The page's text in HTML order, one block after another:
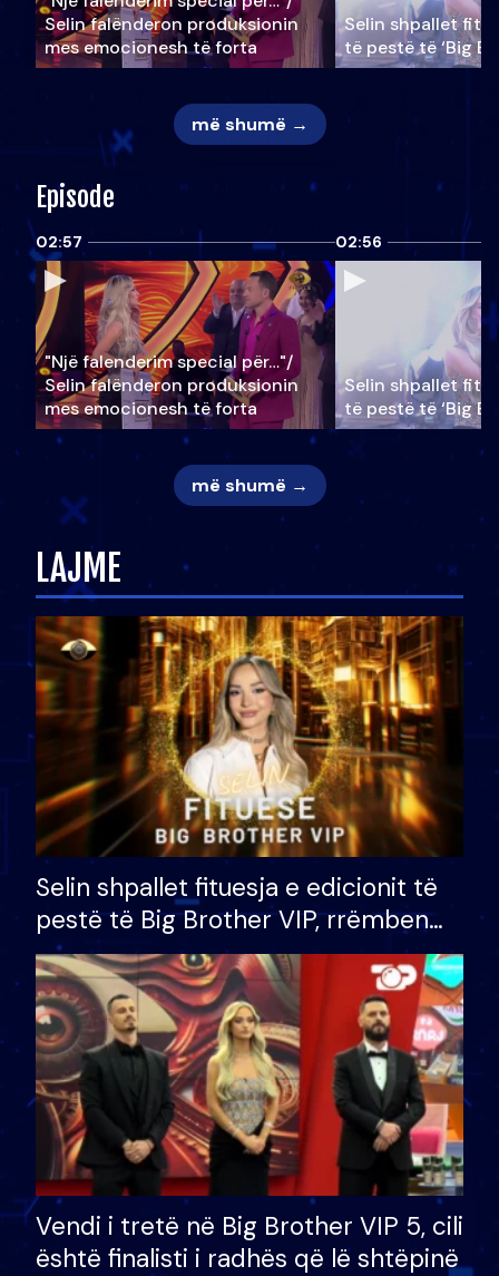
Selin falënderon produksionin
mes emocionesh të forta
Selin shpallet
të pestë të ‘Big
më shumë →
Episode
02:57
"Një falenderim special për…"/
Selin falënderon produksionin
mes emocionesh të forta
02:56
Selin shpallet
të pestë të ‘Big
më shumë →
LAJME
Selin shpallet fituesja e edicionit të
pestë të Big Brother VIP, rrëmben
çmimin e madh prej 100 mijë eurosh
Vendi i tretë në Big Brother VIP 5, cili
është finalisti i radhës që lë shtëpinë